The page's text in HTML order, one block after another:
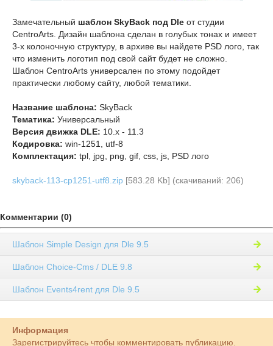
Замечательный шаблон SkyBack под Dle от студии
CentroArts. Дизайн шаблона сделан в голубых тонах и имеет
3-х колоночную структуру, в архиве вы найдете PSD лого, так
что изменить логотип под свой сайт будет не сложно.
Шаблон CentroArts универсален по этому подойдет
практически любому сайту, любой тематики.
Название шаблона: SkyBack
Тематика: Универсальный
Версия движка DLE: 10.x - 11.3
Кодировка: win-1251, utf-8
Комплектация: tpl, jpg, png, gif, css, js, PSD лого
skyback-113-cp1251-utf8.zip [583.28 Kb] (cкачиваний: 206)
Комментарии (0)
Шаблон Simple Design для Dle 9.5
Шаблон Choice-Cms / DLE 9.8
Шаблон Events4rent для Dle 9.5
Информация
Зарегистрируйтесь чтобы комментировать публикацию.